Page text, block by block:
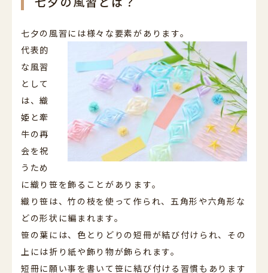
七夕の風習には様々な要素があります。
代表的
な風習
として
は、織
姫と牽
牛の再
会を祝
うため
に織り笹を飾ることがあります。
織り笹は、竹の枝を使って作られ、五角形や六角形な
どの形状に編まれます。
笹の葉には、色とりどりの短冊が結び付けられ、その
上には折り紙や飾り物が飾られます。
短冊に願い事を書いて笹に結び付ける習慣もあります